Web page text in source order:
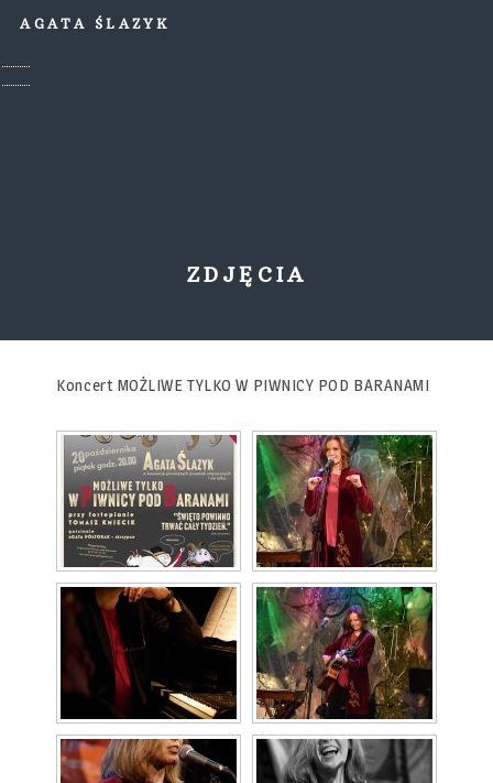
AGATA ŚLAZYK
ZDJĘCIA
Koncert MOŻLIWE TYLKO W PIWNICY POD BARANAMI